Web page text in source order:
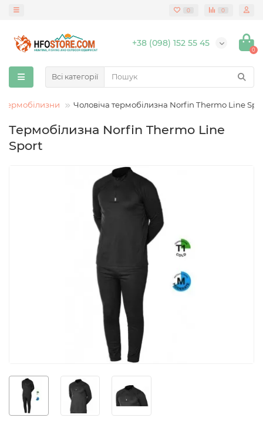
0 0
+38 (098) 152 55 45
0
Всі категорії
Чоловіча термобілизна Norfin Thermo Line
Термобілизна Norfin Thermo Line
Sport